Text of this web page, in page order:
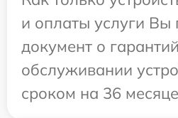
и оплаты услуги Вы
документ о
обслуживании
сроком на 36